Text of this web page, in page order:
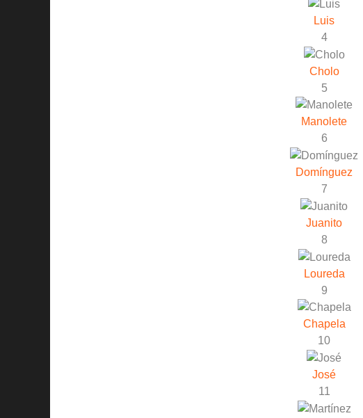
Luis
4
Cholo
5
Manolete
6
Domínguez
7
Juanito
8
Loureda
9
Chapela
10
José
11